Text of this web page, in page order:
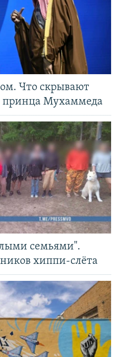
Что скрывают
принца Мухаммеда
семьями".
хиппи-слёта